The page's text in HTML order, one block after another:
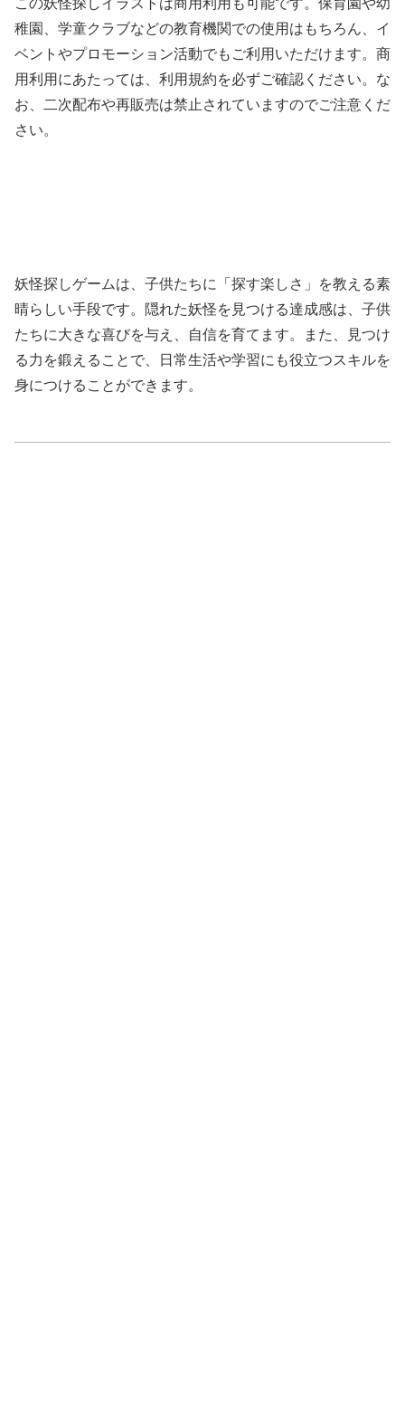
この妖怪探しイラストは商用利用も可能です。保育園や幼
稚園、学童クラブなどの教育機関での使用はもちろん、イ
ベントやプロモーション活動でもご利用いただけます。商
用利用にあたっては、利用規約を必ずご確認ください。な
お、二次配布や再販売は禁止されていますのでご注意くだ
さい。
妖怪探しゲームは、子供たちに「探す楽しさ」を教える素
晴らしい手段です。隠れた妖怪を見つける達成感は、子供
たちに大きな喜びを与え、自信を育てます。また、見つけ
る力を鍛えることで、日常生活や学習にも役立つスキルを
身につけることができます。